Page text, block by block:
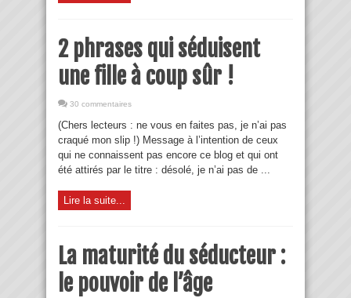
2 phrases qui séduisent
une fille à coup sûr !
30 commentaires
(Chers lecteurs : ne vous en faites pas, je n’ai pas
craqué mon slip !) Message à l’intention de ceux
qui ne connaissent pas encore ce blog et qui ont
été attirés par le titre : désolé, je n’ai pas de ...
Lire la suite...
La maturité du séducteur :
le pouvoir de l’âge